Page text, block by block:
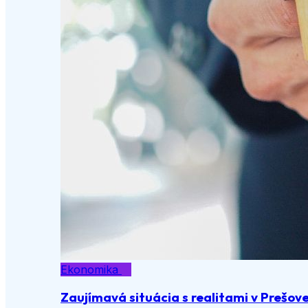
Ekonomika
Zaujímavá situácia s realitami v